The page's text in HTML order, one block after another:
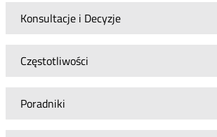
Konsultacje i Decyzje
Częstotliwości
Poradniki